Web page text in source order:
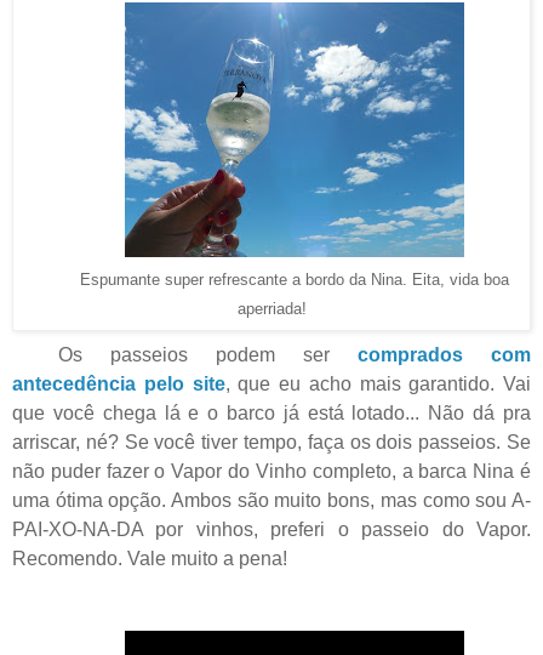
Espumante super refrescante a bordo da Nina. Eita, vida boa
aperriada!
Os passeios podem ser comprados com
antecedência pelo site, que eu acho mais garantido. Vai
que você chega lá e o barco já está lotado... Não dá pra
arriscar, né? Se você tiver tempo, faça os dois passeios. Se
não puder fazer o Vapor do Vinho completo, a barca Nina é
uma ótima opção. Ambos são muito bons, mas como sou A-
PAI-XO-NA-DA por vinhos, preferi o passeio do Vapor.
Recomendo. Vale muito a pena!